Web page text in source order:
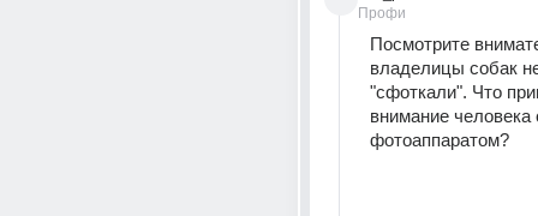
Профи
Посмотрите
владелицы собак
"сфоткали". Что
внимание человека
фотоаппаратом?